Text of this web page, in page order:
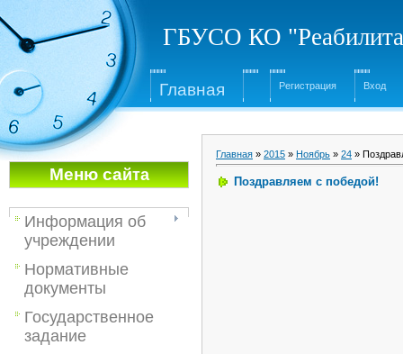
ГБУСО КО
Главная Регистрация Вход
Меню сайта
Информация об
учреждении
Нормативные
документы
Государственное
задание
Главная » 2015 » Ноябрь » 24 »
Поздравляем с победой!